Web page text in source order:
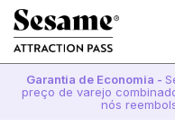
Garantia de Economia -
preço de varejo
nós